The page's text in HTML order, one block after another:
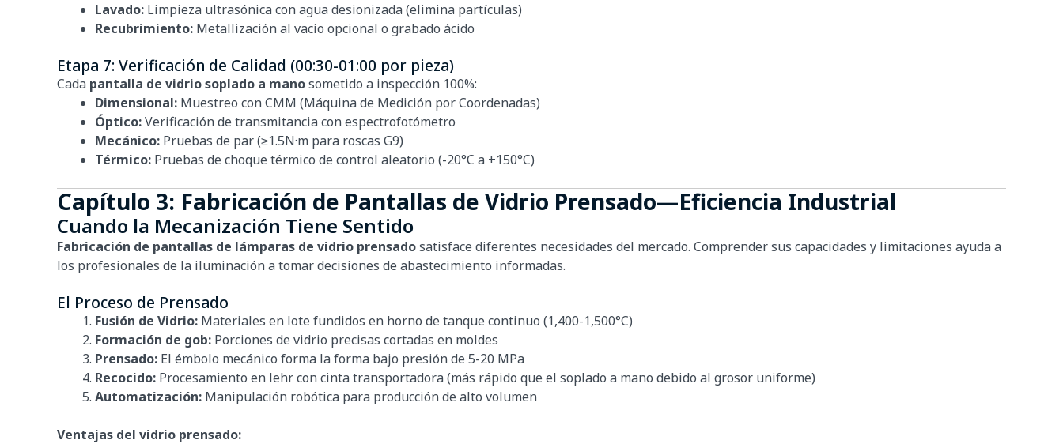
Lavado: Limpieza ultrasónica con agua desionizada (elimina partículas)
Recubrimiento: Metallización al vacío opcional o grabado ácido
Etapa 7: Verificación de Calidad (00:30-01:00 por pieza)
Cada pantalla de vidrio soplado a manosometido a inspección 100%:
Dimensional: Muestreo con CMM (Máquina de Medición por Coordenadas)
Óptico:Verificación de transmitancia con espectrofotómetro
Mecánico: Pruebas de par (≥1.5N·m para roscas G9)
Térmico: Pruebas de choque térmico de control aleatorio (-20°C a +150°C)
Capítulo 3: Fabricación de Pantallas de Vidrio Prensado—Eficiencia Industrial
Cuando la Mecanización Tiene Sentido
Fabricación de pantallas de lámparas de vidrio prensadosatisface diferentes necesidades del mercado. Comprender sus capacidades y limitaciones ayuda a
los profesionales de la iluminación a tomar decisiones de abastecimiento informadas.
El Proceso de Prensado
Fusión de Vidrio: Materiales en lote fundidos en horno de tanque continuo (1,400-1,500°C)
Formación de gob: Porciones de vidrio precisas cortadas en moldes
Prensado: El émbolo mecánico forma la forma bajo presión de 5-20 MPa
Recocido: Procesamiento en lehr con cinta transportadora (más rápido que el soplado a mano debido al grosor uniforme)
Automatización: Manipulación robótica para producción de alto volumen
Ventajas del vidrio prensado: